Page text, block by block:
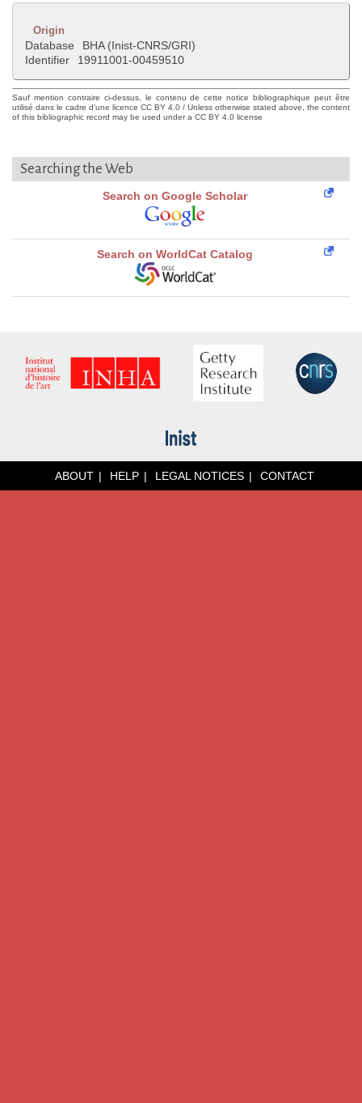
Origin
Database
BHA (Inist-CNRS/GRI)
Identifier
19911001-00459510
Sauf mention contraire ci-dessus, le contenu de cette notice bibliographique peut être
utilisé dans le cadre d'une licence CC BY 4.0 / Unless otherwise stated above, the content
of this bibliographic record may be used under a CC BY 4.0 license
Searching the Web
Search on Google Scholar
Search on WorldCat Catalog
ABOUT HELP LEGAL NOTICES CONTACT